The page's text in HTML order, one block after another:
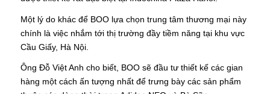
Một lý do khác để BOO lựa chọn trung tâm thương mại này
chính là việc nhắm tới thị trường đầy tiềm năng tại khu vực
Cầu Giấy, Hà Nội.
Ông Đỗ Việt Anh cho biết, BOO sẽ đầu tư thiết kế các gian
hàng một cách ấn tượng nhất để trưng bày các sản phẩm